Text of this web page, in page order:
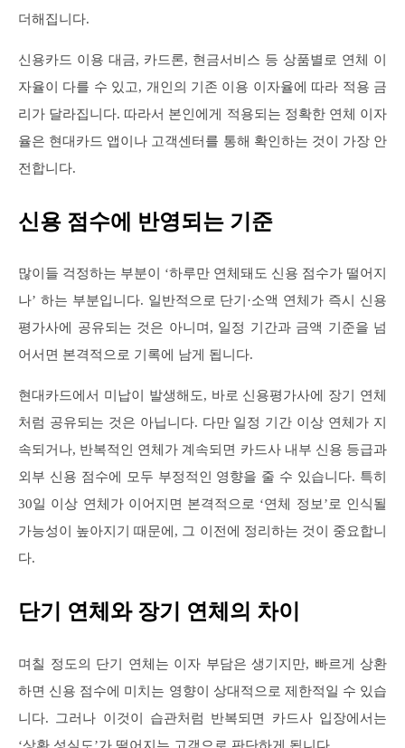
더해집니다.
신용카드 이용 대금, 카드론, 현금서비스 등 상품별로 연체 이
자율이 다를 수 있고, 개인의 기존 이용 이자율에 따라 적용 금
리가 달라집니다. 따라서 본인에게 적용되는 정확한 연체 이자
율은 현대카드 앱이나 고객센터를 통해 확인하는 것이 가장 안
전합니다.
신용 점수에 반영되는 기준
많이들 걱정하는 부분이 ‘하루만 연체돼도 신용 점수가 떨어지
나’ 하는 부분입니다. 일반적으로 단기·소액 연체가 즉시 신용
평가사에 공유되는 것은 아니며, 일정 기간과 금액 기준을 넘
어서면 본격적으로 기록에 남게 됩니다.
현대카드에서 미납이 발생해도, 바로 신용평가사에 장기 연체
처럼 공유되는 것은 아닙니다. 다만 일정 기간 이상 연체가 지
속되거나, 반복적인 연체가 계속되면 카드사 내부 신용 등급과
외부 신용 점수에 모두 부정적인 영향을 줄 수 있습니다. 특히
30일 이상 연체가 이어지면 본격적으로 ‘연체 정보’로 인식될
가능성이 높아지기 때문에, 그 이전에 정리하는 것이 중요합니
다.
단기 연체와 장기 연체의 차이
며칠 정도의 단기 연체는 이자 부담은 생기지만, 빠르게 상환
하면 신용 점수에 미치는 영향이 상대적으로 제한적일 수 있습
니다. 그러나 이것이 습관처럼 반복되면 카드사 입장에서는